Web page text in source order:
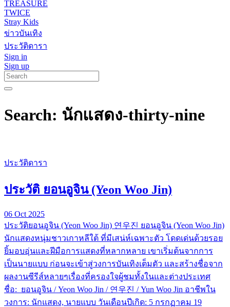
TREASURE
TWICE
Stray Kids
ข่าวบันเทิง
ประวัติดารา
Sign in
Sign up
Search: นักแสดง-thirty-nine
ประวัติดารา
ประวัติ ยอนอูจิน (Yeon Woo Jin)
06 Oct 2025
ประวัติยอนอูจิน (Yeon Woo Jin) 연우진 ยอนอูจิน (Yeon Woo Jin)
นักแสดงหนุ่มชาวเกาหลีใต้ ที่มีเสน่ห์เฉพาะตัว โดดเด่นด้วยรอย
ยิ้มอบอุ่นและฝีมือการแสดงที่หลากหลาย เขาเริ่มต้นจากการ
เป็นนายแบบ ก่อนจะเข้าสู่วงการบันเทิงเต็มตัว และสร้างชื่อจาก
ผลงานซีรีส์หลายๆเรื่องที่ครองใจผู้ชมทั้งในและต่างประเทศ
ชื่อ: ยอนอูจิน / Yeon Woo Jin / 연우진 / Yun Woo Jin อาชีพใน
วงการ: นักแสดง, นายแบบ วันเดือนปีเกิด: 5 กรกฏาคม 19